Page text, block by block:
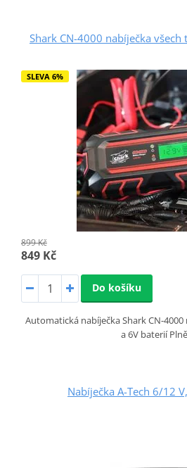
Shark CN-4000 nabíječka
SLEVA 6%
899 Kč
849 Kč
Do košíku
Automatická nabíječka Shark CN-
a 6V baterií
Nabíječka A-Tech 6/12